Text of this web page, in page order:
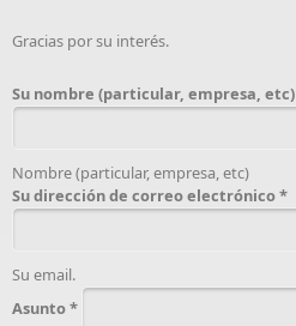
Gracias por su interés.
Su nombre (particular, empresa, etc)
Nombre (particular, empresa, etc)
Su dirección de correo electrónico*
Su email.
Asunto*